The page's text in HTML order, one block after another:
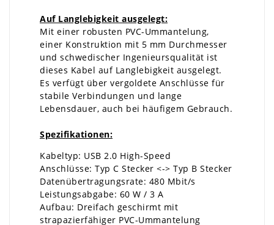
Auf Langlebigkeit ausgelegt:
Mit einer robusten PVC-Ummantelung,
einer Konstruktion mit 5 mm Durchmesser
und schwedischer Ingenieursqualität ist
dieses Kabel auf Langlebigkeit ausgelegt.
Es verfügt über vergoldete Anschlüsse für
stabile Verbindungen und lange
Lebensdauer, auch bei häufigem Gebrauch.
Spezifikationen:
Kabeltyp: USB 2.0 High-Speed
Anschlüsse: Typ C Stecker <-> Typ B Stecker
Datenübertragungsrate: 480 Mbit/s
Leistungsabgabe: 60 W / 3 A
Aufbau: Dreifach geschirmt mit
strapazierfähiger PVC-Ummantelung